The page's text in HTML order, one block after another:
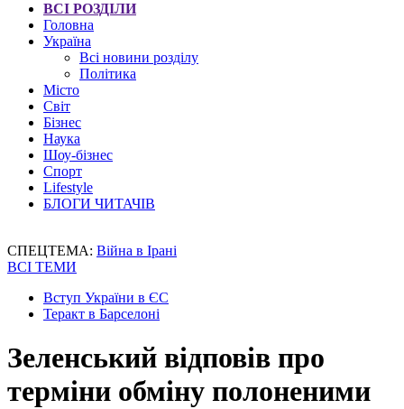
ВСІ РОЗДІЛИ
Головна
Україна
Всі новини розділу
Політика
Місто
Світ
Бізнес
Наука
Шоу-бізнес
Спорт
Lifestyle
БЛОГИ ЧИТАЧІВ
СПЕЦТЕМА: Війна в Ірані
ВСІ ТЕМИ
Вступ України в ЄС
Теракт в Барселоні
Зеленський відповів про
терміни обміну полоненими